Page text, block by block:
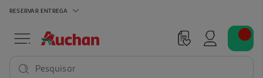
RESERVAR ENTREGA
Pesquisar